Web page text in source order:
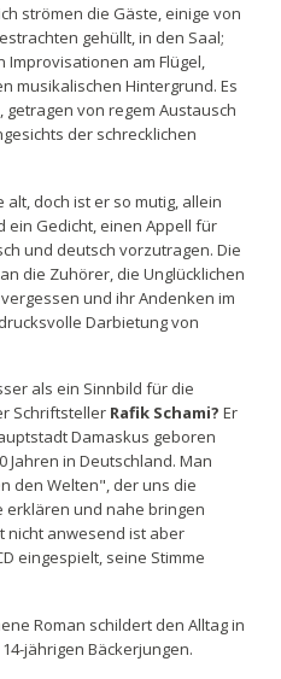
strömen die Gäste, einige von
gehüllt, in den Saal;
Improvisationen am Flügel,
musikalischen Hintergrund. Es
von regem Austausch
der schrecklichen
alt, doch ist er so mutig, allein
ein Gedicht, einen Appell für
und deutsch vorzutragen. Die
die Zuhörer, die Unglücklichen
und ihr Andenken im
Darbietung von
als ein Sinnbild für die
Schriftsteller Rafik Schami? Er
Damaskus geboren
Jahren in Deutschland. Man
den Welten", der uns die
erklären und nahe bringen
nicht anwesend ist aber
eingespielt, seine Stimme
Roman schildert den Alltag in
jährigen Bäckerjungen.